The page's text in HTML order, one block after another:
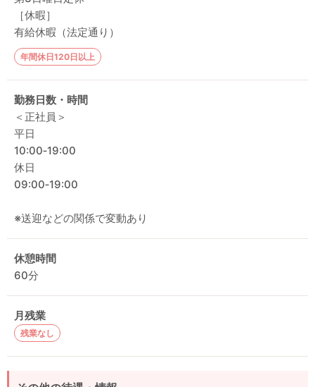
［休暇］
有給休暇（法定通り）
年間休日120日以上
勤務日数・時間
＜正社員＞
平日
10:00‐19:00
休日
09:00‐19:00
※送迎などの関係で変動あり
休憩時間
60分
月残業
残業なし